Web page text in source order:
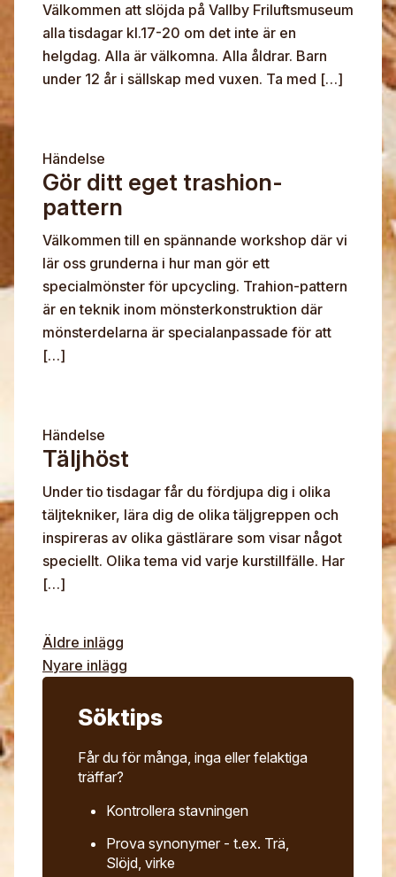
Välkommen att slöjda på Vallby Friluftsmuseum
alla tisdagar kl.17-20 om det inte är en
helgdag. Alla är välkomna. Alla åldrar. Barn
under 12 år i sällskap med vuxen. Ta med […]
Händelse
Gör ditt eget trashion-
pattern
Välkommen till en spännande workshop där vi
lär oss grunderna i hur man gör ett
specialmönster för upcycling. Trahion-pattern
är en teknik inom mönsterkonstruktion där
mönsterdelarna är specialanpassade för att
[…]
Händelse
Täljhöst
Under tio tisdagar får du fördjupa dig i olika
täljtekniker, lära dig de olika täljgreppen och
inspireras av olika gästlärare som visar något
speciellt. Olika tema vid varje kurstillfälle. Har
[…]
Inläggsnavigering
Äldre inlägg
Nyare inlägg
Söktips
Får du för många, inga eller felaktiga
träffar?
Kontrollera stavningen
Prova synonymer - t.ex. Trä,
Slöjd, virke